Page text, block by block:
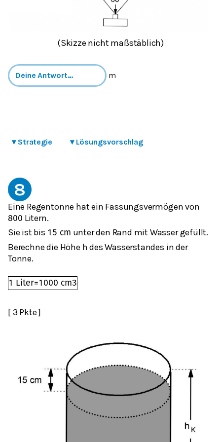
(Skizze nicht maßstäblich)
m
▾ Strategie ▾ Lösungsvorschlag
8
Eine Regentonne hat ein Fassungsvermögen von
800 Litern.
Sie ist bis 15 cm unter den Rand mit Wasser gefüllt.
Berechne die Höhe h des Wasserstandes in der
Tonne.
1 Liter=1000 cm3
[ 3 Pkte ]